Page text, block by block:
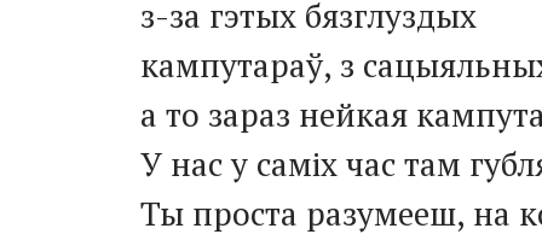
з-за гэтых бязглуздых
кампутараў, з
а то зараз нейкая
У нас у саміх час там
Ты проста разумееш, на